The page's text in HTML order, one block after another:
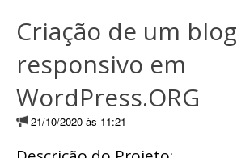
Criação de um blog
responsivo em
WordPress.ORG
21/10/2020 às 11:21